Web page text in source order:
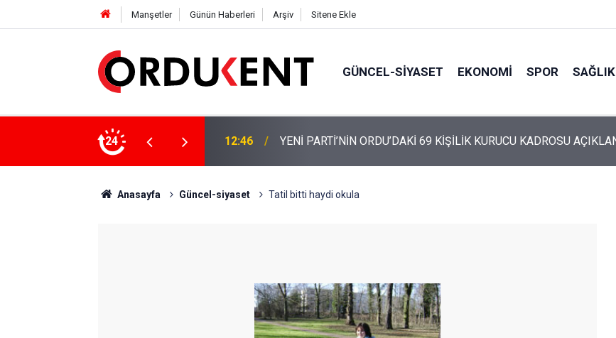
Manşetler Günün Haberleri Arşiv Sitene Ekle
GÜNCEL-SIYASET EKONOMI SPOR SAĞLIK
24
KURUCU KADROSU AÇIKLANDI 12:22 YENİ PARTİ ALTINORDU’DA KURUCU YÖNETİMİNİ AÇIKLADI
Anasayfa Güncel-siyaset Tatil bitti haydi okula